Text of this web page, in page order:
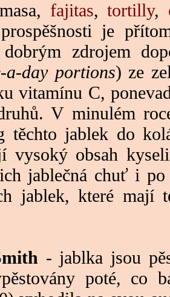
fajitas,tortilly,
je
zdrojem
a-day portions) ze
vitamínu C,
V minulém
těchto jablek do
vysoký obsah
jablečná chuť i
jablek, které mají
- jablka jsou
poté, co